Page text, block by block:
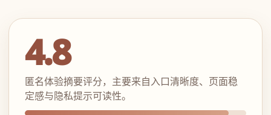
4.8
匿名体验摘要评分，主要来自入口清晰度、页面稳
定感与隐私提示可读性。